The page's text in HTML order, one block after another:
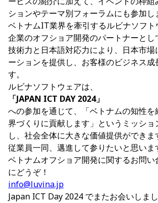
ションやテーマ別フォーラムにも参加し
ベトナムIT業界を牽引するルビナソフ
企業のオフショア開発のパートナーとし
技術力と日本語対応力により、日本市場
ーションを提供し、お客様のビジネス成
す。
ルビナソフトウェアは、
「JAPAN ICT DAY 2024」
への参加を通じて、「ベトナムの知性
界づくりに貢献します」というミッシ
し、社会全体に大きな価値提供ができ
従業員一同、邁進して参りたいと思いま
ベトナムオフショア開発に関するお問い
にどうぞ！
info@luvina.jp
Japan ICT Day 2024 でまたお会いしま